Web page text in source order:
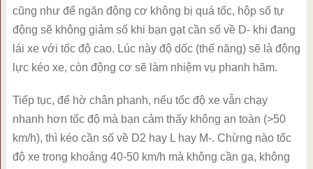
cũng như để ngăn động cơ không bị quá tốc, hộp số tự
động sẽ không giảm số khi bạn gạt cần số về D- khi đang
lái xe với tốc độ cao. Lúc này độ dốc (thế năng) sẽ là động
lực kéo xe, còn động cơ sẽ làm nhiệm vụ phanh hãm.
Tiếp tục, để hờ chân phanh, nếu tốc độ xe vẫn chạy
nhanh hơn tốc độ mà bạn cảm thấy không an toàn (>50
km/h), thì kéo cần số về D2 hay L hay M-. Chừng nào tốc
độ xe trong khoảng 40-50 km/h mà không cần ga, không